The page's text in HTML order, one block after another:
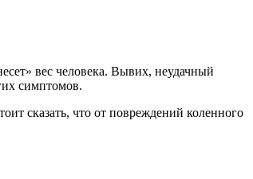
вес человека. Вывих, неудачный
симптомов.
сказать, что от повреждений коленного